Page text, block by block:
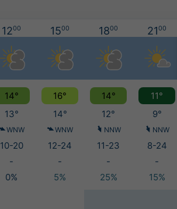
1200 1500 1800 2100
14° 16° 14° 11°
13° 14° 12° 9°
WNW WNW NNW NNW
10-20 12-24 11-23 8-24
- - - -
0% 5% 25% 15%